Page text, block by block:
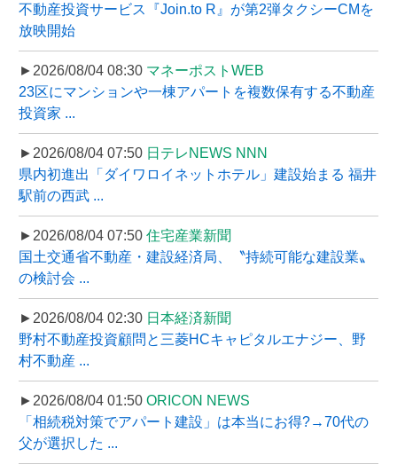
不動産投資サービス『Join.to R』が第2弾タクシーCMを
放映開始
►2026/08/04 08:30 マネーポストWEB
23区にマンションや一棟アパートを複数保有する不動産
投資家 ...
►2026/08/04 07:50 日テレNEWS NNN
県内初進出「ダイワロイネットホテル」建設始まる 福井
駅前の西武 ...
►2026/08/04 07:50 住宅産業新聞
国土交通省不動産・建設経済局、〝持続可能な建設業〟
の検討会 ...
►2026/08/04 02:30 日本経済新聞
野村不動産投資顧問と三菱HCキャピタルエナジー、野
村不動産 ...
►2026/08/04 01:50 ORICON NEWS
「相続税対策でアパート建設」は本当にお得?→70代の
父が選択した ...